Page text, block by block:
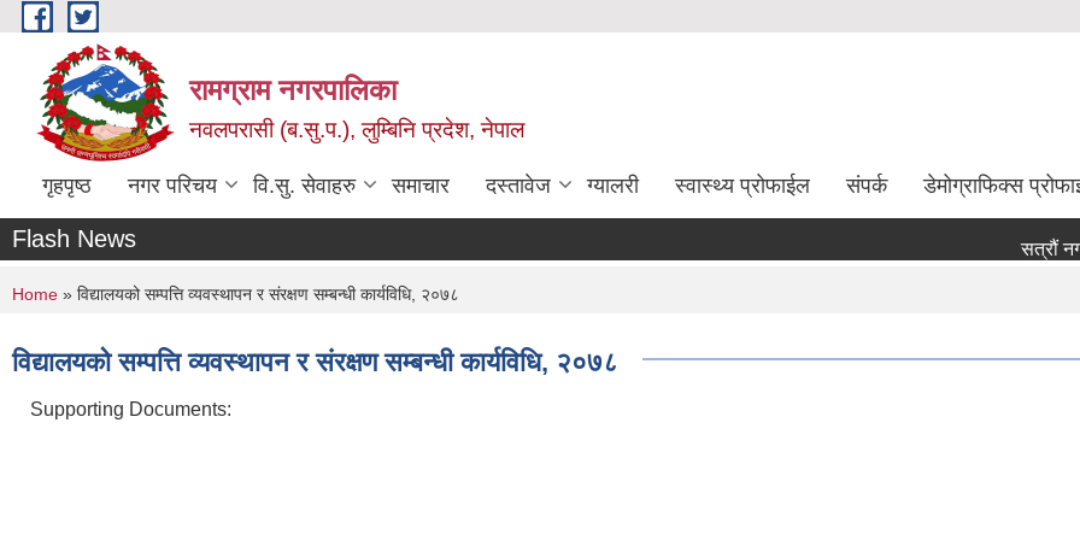
Skip to main content
रामग्राम नगरपालिका
नवलपरासी (ब.सु.प.), लुम्बिनि प्रदेश, नेपाल
गृहपृष्ठ नगर परिचय वि.सु. सेवाहरु समाचार दस्तावेज ग्यालरी स्वास्थ्य प्रोफाईल संपर्क डेमोग्राफिक्स
Flash News सत्रौं नगर
You are here
Home » विद्यालयको सम्पत्ति व्यवस्थापन र संरक्षण सम्बन्धी कार्यविधि, २०७८
विद्यालयको सम्पत्ति व्यवस्थापन र संरक्षण सम्बन्धी कार्यविधि, २०७८
Supporting Documents: